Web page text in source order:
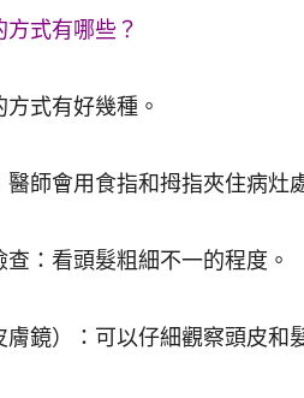
式有哪些？
式有好幾種。
醫師會用食指和拇指夾住病灶
：看頭髮粗細不一的程度。
膚鏡）：可以仔細觀察頭皮和